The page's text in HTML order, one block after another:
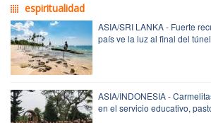
espiritualidad
ASIA/SRI LANKA - Fuerte
país ve la luz al final del túnel
ASIA/INDONESIA -
en el servicio educativo,